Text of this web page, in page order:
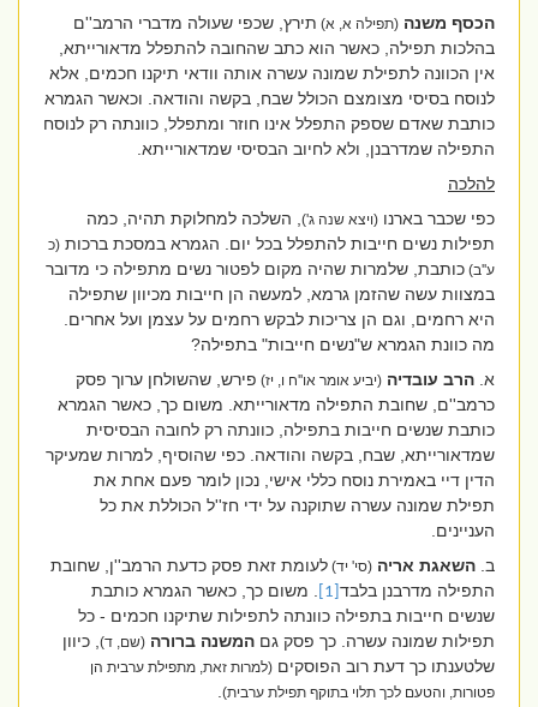
הכסף משנה (תפילה א, א) תירץ, שכפי שעולה מדברי הרמב''ם
בהלכות תפילה, כאשר הוא כתב שהחובה להתפלל מדאורייתא,
אין הכוונה לתפילת שמונה עשרה אותה וודאי תיקנו חכמים, אלא
לנוסח בסיסי מצומצם הכולל שבח, בקשה והודאה. וכאשר הגמרא
כותבת שאדם שספק התפלל אינו חוזר ומתפלל, כוונתה רק לנוסח
התפילה שמדרבנן, ולא לחיוב הבסיסי שמדאורייתא.
להלכה
כפי שכבר בארנו(ויצא שנה ג') , השלכה למחלוקת תהיה, כמה
תפילות נשים חייבות להתפלל בכל יום. הגמרא במסכת ברכות(כ
ע''ב)כותבת, שלמרות שהיה מקום לפטור נשים מתפילה כי מדובר
במצוות עשה שהזמן גרמא, למעשה הן חייבות מכיוון שתפילה
היא רחמים, וגם הן צריכות לבקש רחמים על עצמן ועל אחרים.
מה כוונת הגמרא ש"נשים חייבות" בתפילה?
א.הרב עובדיה (יביע אומר או''ח ו, יז) פירש, שהשולחן ערוך פסק
כרמב''ם, שחובת התפילה מדאורייתא. משום כך, כאשר הגמרא
כותבת שנשים חייבות בתפילה, כוונתה רק לחובה הבסיסית
שמדאורייתא, שבח, בקשה והודאה. כפי שהוסיף, למרות שמעיקר
הדין דיי באמירת נוסח כללי אישי, נכון לומר פעם אחת את
תפילת שמונה עשרה שתוקנה על ידי חז''ל הכוללת את כל
העניינים.
ב.השאגת אריה (סי' יד)לעומת זאת פסק כדעת הרמב''ן, שחובת
התפילה מדרבנן בלבד[1] . משום כך, כאשר הגמרא כותבת
שנשים חייבות בתפילה כוונתה לתפילות שתיקנו חכמים - כל
תפילות שמונה עשרה. כך פסק גםהמשנה ברורה (שם, ד) , כיוון
שלטענתו כך דעת רוב הפוסקים(למרות זאת, מתפילת ערבית הן
פטורות, והטעם לכך תלוי בתוקף תפילת ערבית).